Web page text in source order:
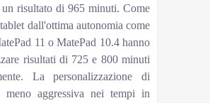
un risultato di 965 minuti. Come
dall'ottima autonomia come
11 o MatePad 10.4 hanno
risultati di 725 e 800 minuti
La personalizzazione di
meno aggressiva nei tempi in